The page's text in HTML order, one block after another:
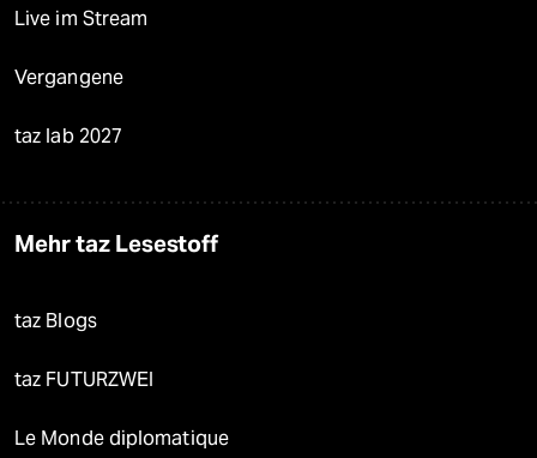
Live im Stream
Vergangene
taz lab 2027
Mehr taz Lesestoff
taz Blogs
taz FUTURZWEI
Le Monde diplomatique